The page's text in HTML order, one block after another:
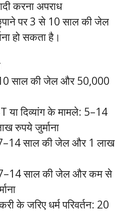
करना अपराध
पर 3 से 10 साल की जेल
हो सकता है।
साल की जेल और 50,000
या दिव्यांग के मामले: 5–14
रुपये जुर्माना
7–14 साल की जेल और 1 लाख
7–14 साल की जेल और कम से
के जरिए धर्म परिवर्तन: 20